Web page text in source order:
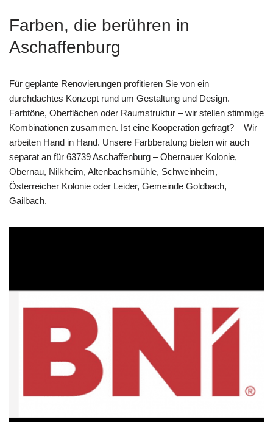
Farben, die berühren in
Aschaffenburg
Für geplante Renovierungen profitieren Sie von ein
durchdachtes Konzept rund um Gestaltung und Design.
Farbtöne, Oberflächen oder Raumstruktur – wir stellen stimmige
Kombinationen zusammen. Ist eine Kooperation gefragt? – Wir
arbeiten Hand in Hand. Unsere Farbberatung bieten wir auch
separat an für 63739 Aschaffenburg – Obernauer Kolonie,
Obernau, Nilkheim, Altenbachsmühle, Schweinheim,
Österreicher Kolonie oder Leider, Gemeinde Goldbach,
Gailbach.